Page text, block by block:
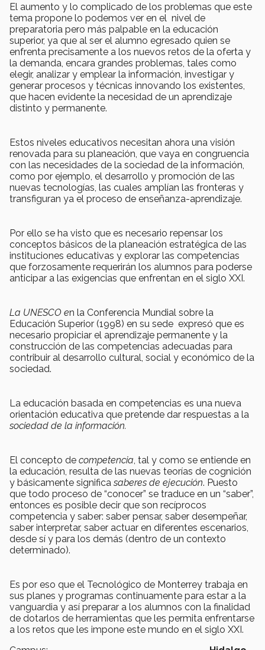
El aumento y lo complicado de los problemas que este
tema propone lo podemos ver en el nivel de
preparatoria pero más palpable en la educación
superior, ya que al ser el alumno egresado quien se
enfrenta precisamente a los nuevos retos de la oferta y
la demanda, encara grandes problemas, tales como
elegir, analizar y emplear la información, investigar y
generar procesos y técnicas innovando los existentes,
que hacen evidente la necesidad de un aprendizaje
distinto y permanente.
Estos niveles educativos necesitan ahora una visión
renovada para su planeación, que vaya en congruencia
con las necesidades de la sociedad de la información,
como por ejemplo, el desarrollo y promoción de las
nuevas tecnologías, las cuales amplían las fronteras y
transfiguran ya el proceso de enseñanza-aprendizaje.
Por ello se ha visto que es necesario repensar los
conceptos básicos de la planeación estratégica de las
instituciones educativas y explorar las competencias
que forzosamente requerirán los alumnos para poderse
anticipar a las exigencias que enfrentan en el siglo XXI.
La UNESCO en la Conferencia Mundial sobre la
Educación Superior (1998) en su sede expresó que es
necesario propiciar el aprendizaje permanente y la
construcción de las competencias adecuadas para
contribuir al desarrollo cultural, social y económico de la
sociedad.
La educación basada en competencias es una nueva
orientación educativa que pretende dar respuestas a la
sociedad de la información.
El concepto de competencia , tal y como se entiende en
la educación, resulta de las nuevas teorías de cognición
y básicamente significasaberes de ejecución. Puesto
que todo proceso de “conocer” se traduce en un “saber”,
entonces es posible decir que son recíprocos
competencia y saber: saber pensar, saber desempeñar,
saber interpretar, saber actuar en diferentes escenarios,
desde sí y para los demás (dentro de un contexto
determinado).
Es por eso que el Tecnológico de Monterrey trabaja en
sus planes y programas continuamente para estar a la
vanguardia y así preparar a los alumnos con la finalidad
de dotarlos de herramientas que les permita enfrentarse
a los retos que les impone este mundo en el siglo XXI.